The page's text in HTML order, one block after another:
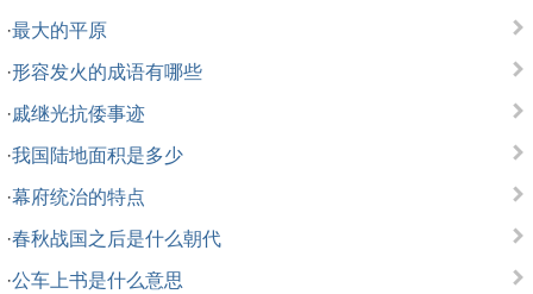
·最大的平原
·形容发火的成语有哪些
·戚继光抗倭事迹
·我国陆地面积是多少
·幕府统治的特点
·春秋战国之后是什么朝代
·公车上书是什么意思